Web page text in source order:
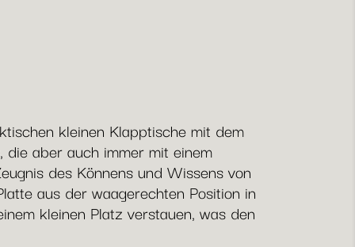
kleinen Klapptische mit dem
aber auch immer mit einem
des Könnens und Wissens von
aus der waagerechten Position in
kleinen Platz verstauen, was den